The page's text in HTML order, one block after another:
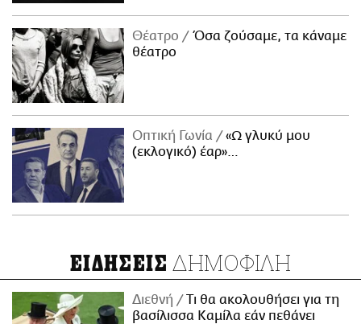
Θέατρο
Όσα ζούσαμε, τα κάναμε
θέατρο
Οπτική Γωνία
«Ω γλυκύ μου
(εκλογικό) έαρ»…
ΕΙΔΗΣΕΙΣ ΔΗΜΟΦΙΛΗ
Διεθνή
Τι θα ακολουθήσει για τη
βασίλισσα Καμίλα εάν πεθάνει